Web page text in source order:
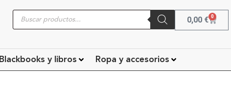
0,00 € 0
Blackbooks y libros Ropa y accesorios